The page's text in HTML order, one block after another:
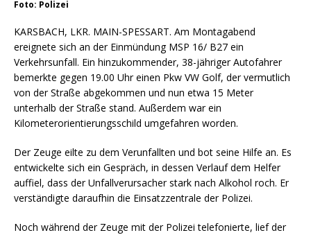
Foto: Polizei
KARSBACH, LKR. MAIN-SPESSART. Am Montagabend
ereignete sich an der Einmündung MSP 16/ B27 ein
Verkehrsunfall. Ein hinzukommender, 38-jähriger Autofahrer
bemerkte gegen 19.00 Uhr einen Pkw VW Golf, der vermutlich
von der Straße abgekommen und nun etwa 15 Meter
unterhalb der Straße stand. Außerdem war ein
Kilometerorientierungsschild umgefahren worden.
Der Zeuge eilte zu dem Verunfallten und bot seine Hilfe an. Es
entwickelte sich ein Gespräch, in dessen Verlauf dem Helfer
auffiel, dass der Unfallverursacher stark nach Alkohol roch. Er
verständigte daraufhin die Einsatzzentrale der Polizei.
Noch während der Zeuge mit der Polizei telefonierte, lief der